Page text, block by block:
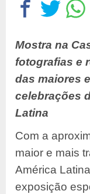
Mostra na
fotografias e
das maiores
celebrações
Latina
Com a
maior e mais
América
exposição